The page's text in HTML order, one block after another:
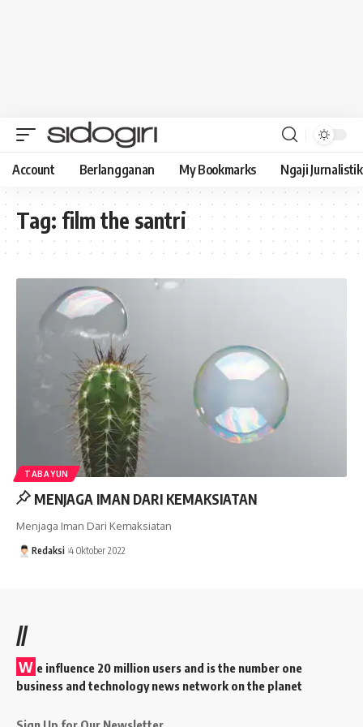
Account Berlangganan My Bookmarks Ngaji Jurnalistik
Tag: film the santri
TABAYUN
MENJAGA IMAN DARI KEMAKSIATAN
Menjaga Iman Dari Kemaksiatan
Redaksi 4 Oktober 2022
//
W e influence 20 million users and is the number one
business and technology news network on the planet